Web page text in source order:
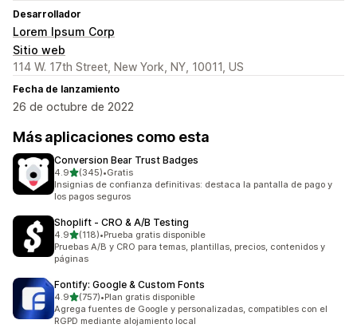
Desarrollador
Lorem Ipsum Corp
Sitio web
114 W. 17th Street, New York, NY, 10011, US
Fecha de lanzamiento
26 de octubre de 2022
Más aplicaciones como esta
Conversion Bear Trust Badges
4.9de 5 estrellas
(345)
345 reseñas en total
•Gratis
Insignias de confianza definitivas: destaca la pantalla de pago y
los pagos seguros
Shoplift ‑ CRO & A/B Testing
4.9de 5 estrellas
(118)
118 reseñas en total
•Prueba gratis disponible
Pruebas A/B y CRO para temas, plantillas, precios, contenidos y
páginas
Fontify: Google & Custom Fonts
4.9de 5 estrellas
(757)
757 reseñas en total
•Plan gratis disponible
Agrega fuentes de Google y personalizadas, compatibles con el
RGPD mediante alojamiento local